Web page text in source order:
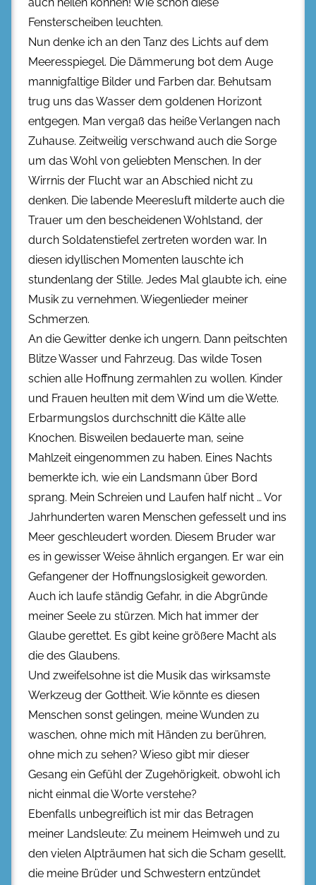
Fensterscheiben leuchten.
Nun denke ich an den Tanz des Lichts auf dem
Meeresspiegel. Die Dämmerung bot dem Auge
mannigfaltige Bilder und Farben dar. Behutsam
trug uns das Wasser dem goldenen Horizont
entgegen. Man vergaß das heiße Verlangen nach
Zuhause. Zeitweilig verschwand auch die Sorge
um das Wohl von geliebten Menschen. In der
Wirrnis der Flucht war an Abschied nicht zu
denken. Die labende Meeresluft milderte auch die
Trauer um den bescheidenen Wohlstand, der
durch Soldatenstiefel zertreten worden war. In
diesen idyllischen Momenten lauschte ich
stundenlang der Stille. Jedes Mal glaubte ich, eine
Musik zu vernehmen. Wiegenlieder meiner
Schmerzen.
An die Gewitter denke ich ungern. Dann peitschten
Blitze Wasser und Fahrzeug. Das wilde Tosen
schien alle Hoffnung zermahlen zu wollen. Kinder
und Frauen heulten mit dem Wind um die Wette.
Erbarmungslos durchschnitt die Kälte alle
Knochen. Bisweilen bedauerte man, seine
Mahlzeit eingenommen zu haben. Eines Nachts
bemerkte ich, wie ein Landsmann über Bord
sprang. Mein Schreien und Laufen half nicht … Vor
Jahrhunderten waren Menschen gefesselt und ins
Meer geschleudert worden. Diesem Bruder war
es in gewisser Weise ähnlich ergangen. Er war ein
Gefangener der Hoffnungslosigkeit geworden.
Auch ich laufe ständig Gefahr, in die Abgründe
meiner Seele zu stürzen. Mich hat immer der
Glaube gerettet. Es gibt keine größere Macht als
die des Glaubens.
Und zweifelsohne ist die Musik das wirksamste
Werkzeug der Gottheit. Wie könnte es diesen
Menschen sonst gelingen, meine Wunden zu
waschen, ohne mich mit Händen zu berühren,
ohne mich zu sehen? Wieso gibt mir dieser
Gesang ein Gefühl der Zugehörigkeit, obwohl ich
nicht einmal die Worte verstehe?
Ebenfalls unbegreiflich ist mir das Betragen
meiner Landsleute: Zu meinem Heimweh und zu
den vielen Alpträumen hat sich die Scham gesellt,
die meine Brüder und Schwestern entzündet